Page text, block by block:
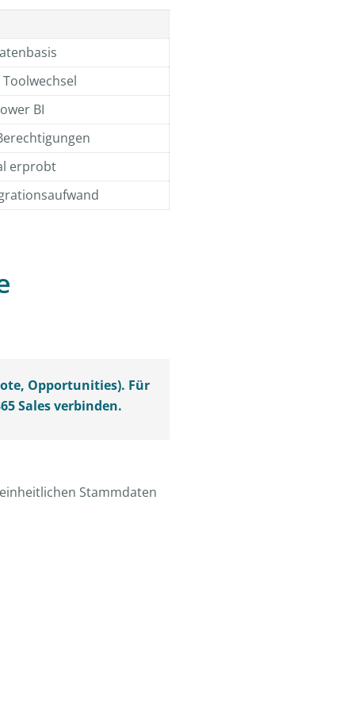
BI
erprobt
Opportunities). Für
Salesverbinden.
Stammdaten